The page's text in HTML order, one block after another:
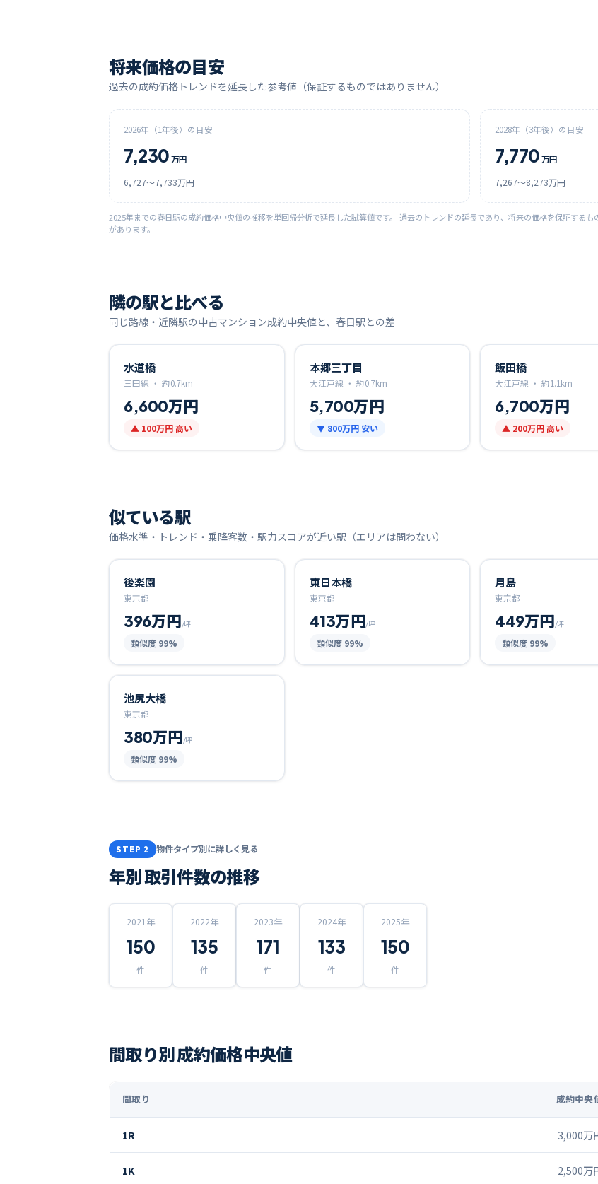
将来価格の目安
過去の成約価格トレンドを延長した参考値（保証するものではありません）
2026年（1年後）の目安
7,230 万円
6,727〜7,733万円
2028年（3年後）の目安
7,770 万円
7,267〜8,273万円
2025年までの春日駅の成約価格中央値の推移を単回帰分析で延長した試算値です。 過去のトレンドの延長であり、将来の価格を保証する
があります。
隣の駅と比べる
同じ路線・近隣駅の中古マンション成約中央値と、 春日駅との差
水道橋
三田線 ・ 約0.7km
6,600万円
▲ 100万円高い
本郷三丁目
大江戸線 ・ 約0.7km
5,700万円
▼ 800万円 安い
飯田橋
大江戸線 ・ 約1.1km
6,700万円
▲ 200万円高い
似ている駅
価格水準・トレンド・乗降客数・駅力スコアが近い駅（エリアは問わない）
後楽園
東京都
396万円/坪
類似度 99%
東日本橋
東京都
413万円/坪
類似度 99%
月島
東京都
449万円/坪
類似度 99%
池尻大橋
東京都
380万円/坪
類似度 99%
STEP 2 物件タイプ別に詳しく見る
年別 取引件数の推移
2021 年
150
件
2022年
135
件
2023年
171
件
2024年
133
件
2025年
150
件
間取り別 成約価格中央値
間取り 成約中央
1R 3,000万
1K 2,500万